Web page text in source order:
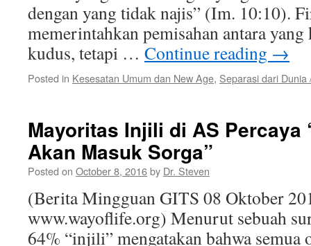
dengan yang tidak najis” (Im. 10:10).
memerintahkan pemisahan antara
kudus, tetapi … Continue reading →
Posted in Kesesatan Umum dan New Age, Separasi dari Dunia
Mayoritas Injili di AS Percaya
Akan Masuk Sorga”
Posted on October 8, 2016by Dr. Steven
(Berita Mingguan GITS 08 Oktober
www.wayoflife.org) Menurut sebuah
64% “injili” mengatakan bahwa semua